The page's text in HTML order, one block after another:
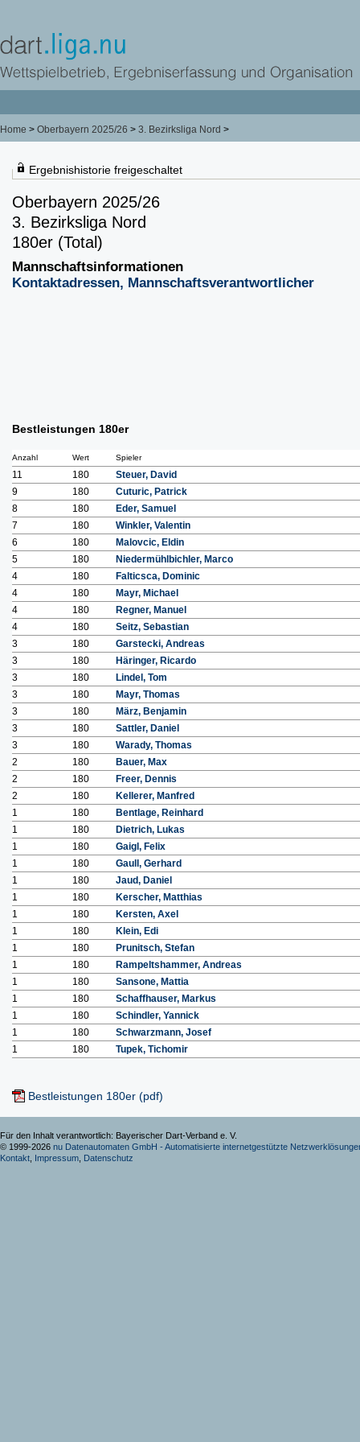
Home > Oberbayern 2025/26 > 3. Bezirksliga Nord >
Ergebnishistorie freigeschaltet
Oberbayern 2025/26
3. Bezirksliga Nord
180er (Total)
Mannschaftsinformationen
Kontaktadressen, Mannschaftsverantwortlicher
Bestleistungen 180er
Anzahl Wert Spieler
11 180
Steuer, David
9
180
Cuturic, Patrick
8
180
Eder, Samuel
7
180
Winkler, Valentin
6
180
Malovcic, Eldin
5
180
Niedermühlbichler, Marco
4
180
Falticsca, Dominic
4
180
Mayr, Michael
4
180
Regner, Manuel
4
180
Seitz, Sebastian
3
180
Garstecki, Andreas
3
180
Häringer, Ricardo
3
180
Lindel, Tom
3
180
Mayr, Thomas
3
180
März, Benjamin
3
180
Sattler, Daniel
3
180
Warady, Thomas
2
180
Bauer, Max
2
180
Freer, Dennis
2
180
Kellerer, Manfred
1
180
Bentlage, Reinhard
1
180
Dietrich, Lukas
1
180
Gaigl, Felix
1
180
Gaull, Gerhard
1
180
Jaud, Daniel
1
180
Kerscher, Matthias
1
180
Kersten, Axel
1
180
Klein, Edi
1
180
Prunitsch, Stefan
1
180
Rampeltshammer, Andreas
1
180
Sansone, Mattia
1
180
Schaffhauser, Markus
1
180
Schindler, Yannick
1
180
Schwarzmann, Josef
1
180 Tupek, Tichomir
Bestleistungen 180er (pdf)
Für den Inhalt verantwortlich: Bayerischer Dart-Verband e. V.
© 1999-2026 nu Datenautomaten GmbH - Automatisierte internetgestützte
Kontakt Impressum Datenschutz